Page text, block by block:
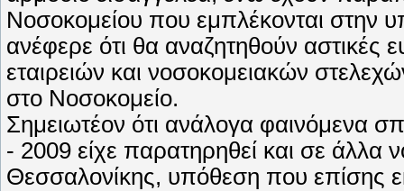
Νοσοκομείου που εμπλέκονται στην
ανέφερε ότι θα αναζητηθούν
εταιρειών και νοσοκομειακών
στο Νοσοκομείο.
Σημειωτέον ότι ανάλογα φαινόμενα
- 2009 είχε παρατηρηθεί και σε άλλα
Θεσσαλονίκης, υπόθεση που επίσης